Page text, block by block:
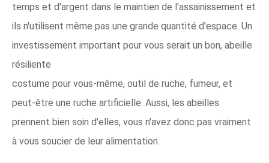
temps et d'argent dans le maintien de l'assainissement et
ils n'utilisent même pas une grande quantité d'espace. Un
investissement important pour vous serait un bon, abeille
résiliente
costume pour vous-même, outil de ruche, fumeur, et
peut-être une ruche artificielle. Aussi, les abeilles
prennent bien soin d'elles, vous n'avez donc pas vraiment
à vous soucier de leur alimentation.